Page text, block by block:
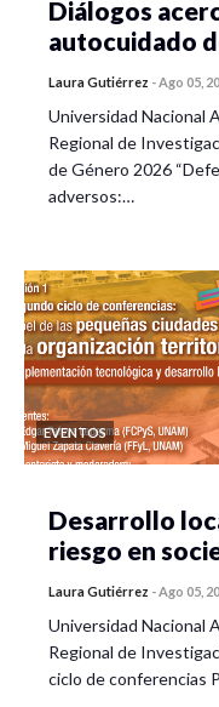
Diálogos
autocuidado
Laura Gutiérrez -Ago 05,
Universidad Nacional
Regional de
de Género 2026
adversos:…
EVENTOS
Desarrollo
riesgo en
Laura Gutiérrez -Ago 05,
Universidad Nacional
Regional de
ciclo de conferencias